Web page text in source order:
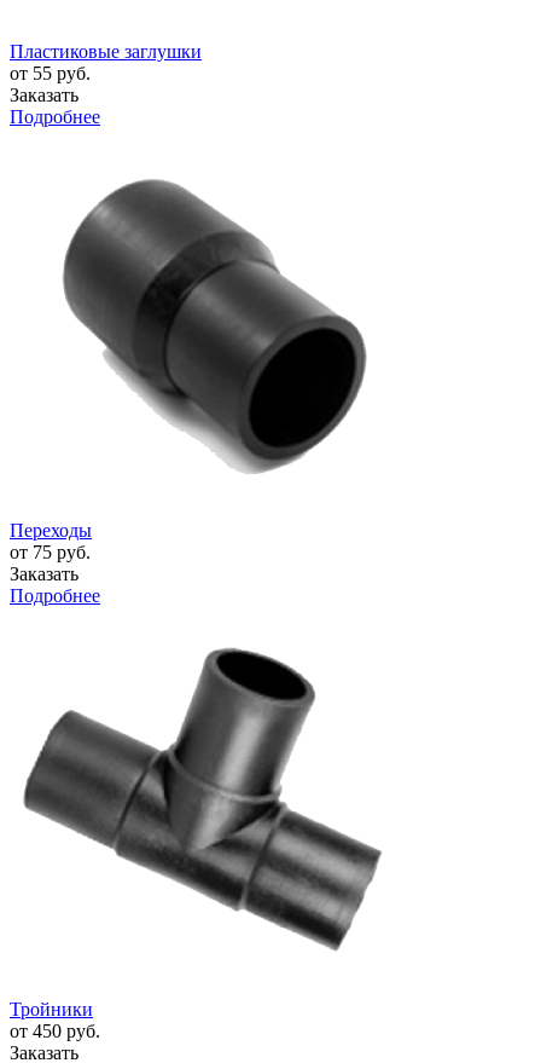
Пластиковые заглушки
от 55 руб.
Заказать
Подробнее
Переходы
от 75 руб.
Заказать
Подробнее
Тройники
от 450 руб.
Заказать